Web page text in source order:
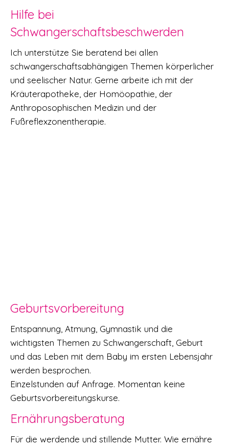
Hilfe bei
Schwangerschaftsbeschwerden
Ich unterstütze Sie beratend bei allen
schwangerschaftsabhängigen Themen körperlicher
und seelischer Natur. Gerne arbeite ich mit der
Kräuterapotheke, der Homöopathie, der
Anthroposophischen Medizin und der
Fußreflexzonentherapie.
Geburtsvorbereitung
Entspannung, Atmung, Gymnastik und die
wichtigsten Themen zu Schwangerschaft, Geburt
und das Leben mit dem Baby im ersten Lebensjahr
werden besprochen.
Einzelstunden auf Anfrage. Momentan keine
Geburtsvorbereitungskurse.
Ernährungsberatung
Für die werdende und stillende Mutter. Wie ernähre